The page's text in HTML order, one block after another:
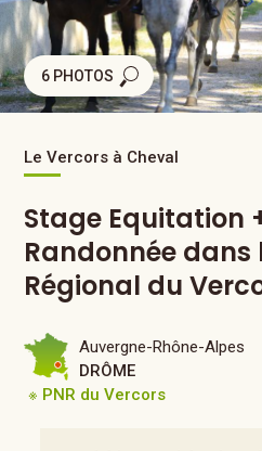
6 PHOTOS
Le Vercors à Cheval
Stage Equitation
Randonnée dans
Régional du
Auvergne-Rhône-Alpes
DRÔME
※ PNR du Vercors